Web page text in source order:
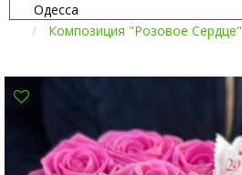
Одесса
Полтава
Херсон
Доставка Цветов
Композиция "Розовое Сердце"